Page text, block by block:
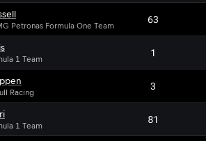
Petronas Formula One Team 63
1 Team 1
Racing 3
1 Team 81